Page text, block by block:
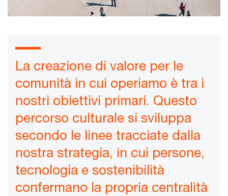
La creazione di valore per le
comunità in cui operiamo è tra i
nostri obiettivi primari. Questo
percorso culturale si sviluppa
secondo le linee tracciate dalla
nostra strategia, in cui persone,
tecnologia e sostenibilità
confermano la propria centralità